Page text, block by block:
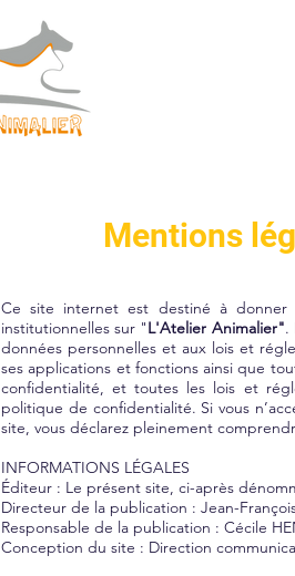
Mentions
Ce site internet est destiné à donner
institutionnelles sur "L'Atelier Animalier".
données personnelles et aux lois et
ses applications et fonctions ainsi que
confidentialité, et toutes les lois et
politique de confidentialité. Si vous
site, vous déclarez pleinement
INFORMATIONS LÉGALES
Éditeur : Le présent site, ci-après
Directeur de la publication : Jean-
Responsable de la publication : Cécile
Conception du site : Direction